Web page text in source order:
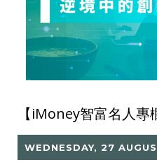
WEDNESDAY, 27